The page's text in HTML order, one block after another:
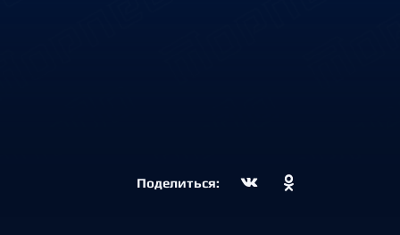
Поделиться: